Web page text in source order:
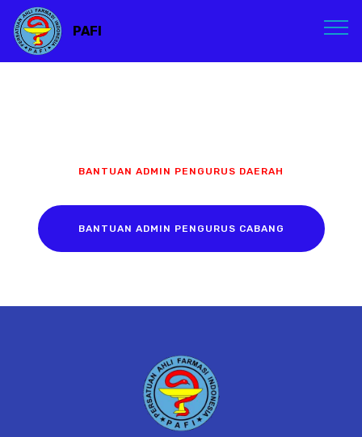
PAFI
BANTUAN ADMIN PENGURUS DAERAH
BANTUAN ADMIN PENGURUS CABANG